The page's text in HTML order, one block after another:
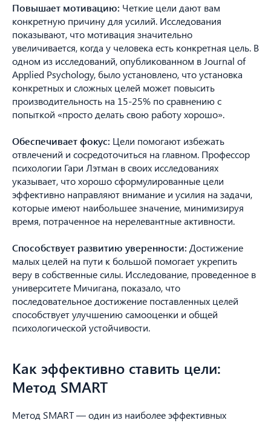
Повышает мотивацию: Четкие цели дают вам
конкретную причину для усилий. Исследования
показывают, что мотивация значительно
увеличивается, когда у человека есть конкретная цель. В
одном из исследований, опубликованном в Journal of
Applied Psychology, было установлено, что установка
конкретных и сложных целей может повысить
производительность на 15-25% по сравнению с
попыткой «просто делать свою работу хорошо».
Обеспечивает фокус: Цели помогают избежать
отвлечений и сосредоточиться на главном. Профессор
психологии Гари Лэтман в своих исследованиях
указывает, что хорошо сформулированные цели
эффективно направляют внимание и усилия на задачи,
которые имеют наибольшее значение, минимизируя
время, потраченное на нерелевантные активности.
Способствует развитию уверенности: Достижение
малых целей на пути к большой помогает укрепить
веру в собственные силы. Исследование, проведенное в
университете Мичигана, показало, что
последовательное достижение поставленных целей
способствует улучшению самооценки и общей
психологической устойчивости.
Как эффективно ставить цели:
Метод SMART
Метод SMART — один из наиболее эффективных